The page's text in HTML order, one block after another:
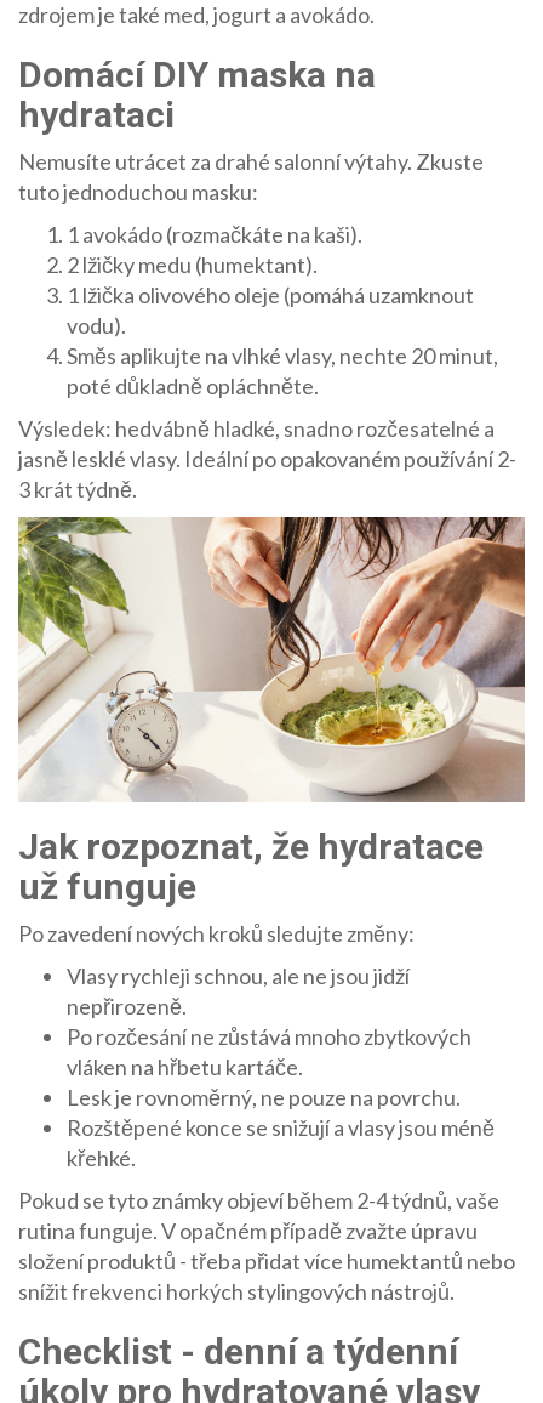
zdrojem je také med, jogurt a avokádo.
Domácí DIY maska na
hydrataci
Nemusíte utrácet za drahé salonní výtahy. Zkuste
tuto jednoduchou masku:
1 avokádo (rozmačkáte na kaši).
2 lžičky medu (humektant).
1 lžička olivového oleje (pomáhá uzamknout
vodu).
Směs aplikujte na vlhké vlasy, nechte 20 minut,
poté důkladně opláchněte.
Výsledek: hedvábně hladké, snadno rozčesatelné a
jasně lesklé vlasy. Ideální po opakovaném používání 2-
3 krát týdně.
Jak rozpoznat, že hydratace
už funguje
Po zavedení nových kroků sledujte změny:
Vlasy rychleji schnou, ale ne jsou ji­dží
nepřirozeně.
Po rozčesání ne zůstává mnoho zbytkových
vláken na hřbetu kartáče.
Lesk je rovnoměrný, ne pouze na povrchu.
Rozštěpené konce se snižují a vlasy jsou méně
křehké.
Pokud se tyto známky objeví během 2-4 týdnů, vaše
rutina funguje. V opačném případě zvažte úpravu
složení produktů - třeba přidat více humektantů nebo
snížit frekvenci horkých stylingových nástrojů.
Checklist - denní a týdenní
úkoly pro hydratované vlasy